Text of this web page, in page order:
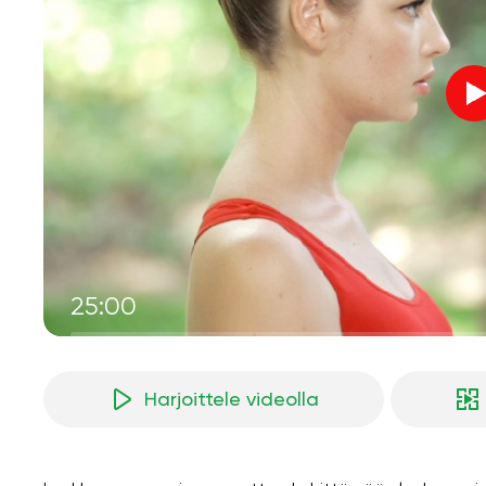
25:00
Harjoittele videolla